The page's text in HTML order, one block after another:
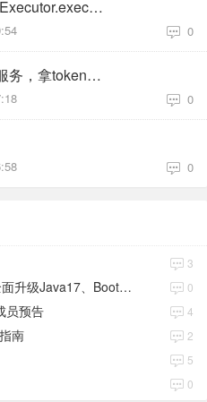
创建租户的时候flowExecutor.execute2Resp("tenantChain", nu
0
iot模块集成进cloud服务，拿token调用接口报401，但这个token调用其他服务正常
0
0
3
BladeX 4.0.0.RELEASE发布，全面升级Java17、Boot3、Cloud2023 0
员预告 4
南 2
5
0